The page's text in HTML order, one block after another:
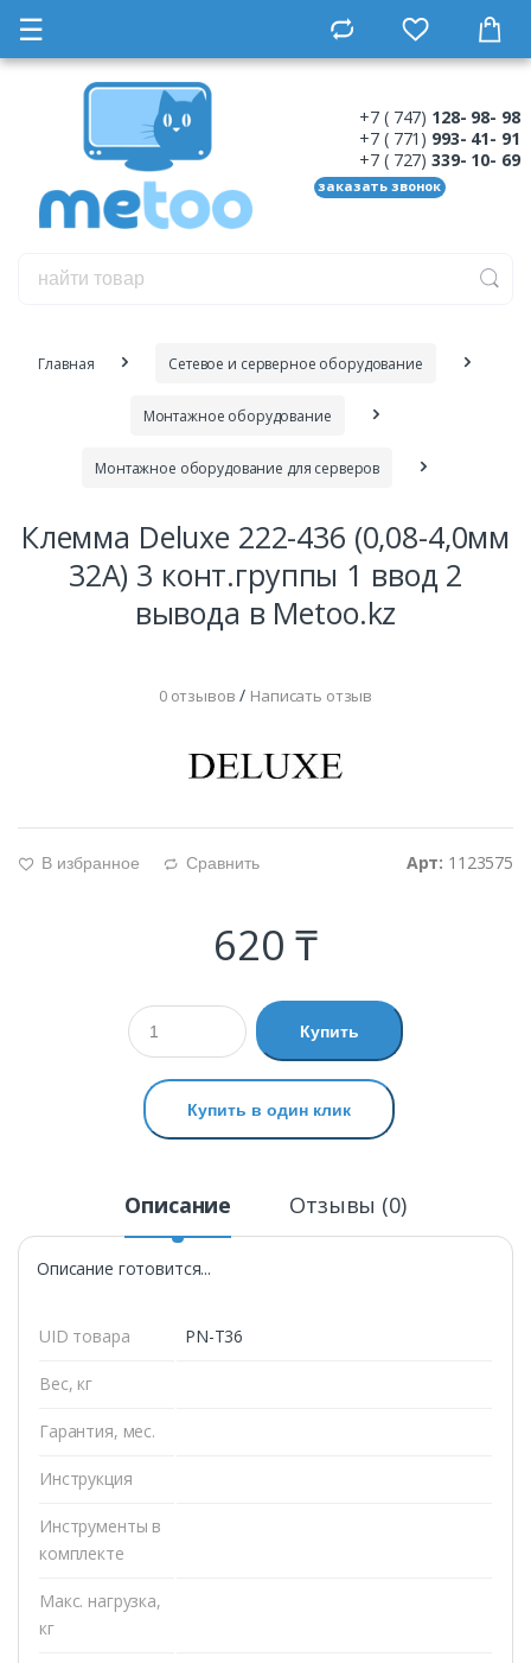
☰
+7 ( 747) 128- 98- 98
+7 ( 771) 993- 41- 91
+7 ( 727) 339- 10- 69
заказать звонок
Главная Сетевое и серверное оборудование
Монтажное оборудование
Монтажное оборудование для серверов
Клемма Deluxe 222-436 (0,08-4,0мм
32А) 3 конт.группы 1 ввод 2
вывода в Metoo.kz
0 отзывов / Написать отзыв
Арт: 1123575
g В избранное d Сравнить
620 ₸
Купить
Купить в один клик
Описание Отзывы (0)
Описание готовится...
UID товара PN-T36
Вес, кг
Гарантия, мес.
Инструкция
Инструменты в
комплекте
Макс. нагрузка,
кг